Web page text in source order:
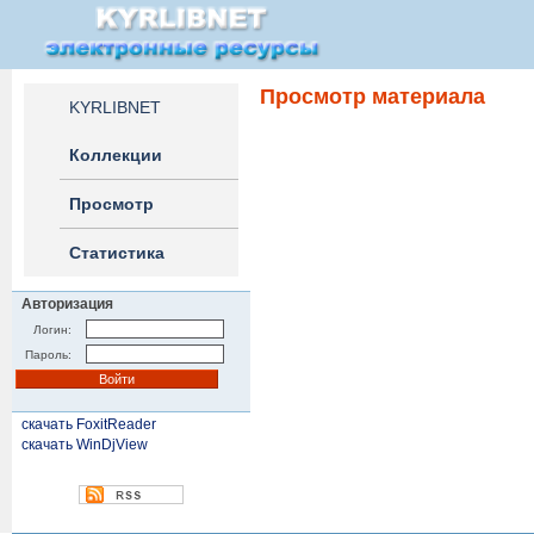
KYRLIBNET
Коллекции
Просмотр
Статистика
Авторизация
Логин:
Пароль:
скачать FoxitReader
скачать WinDjView
Просмотр материала